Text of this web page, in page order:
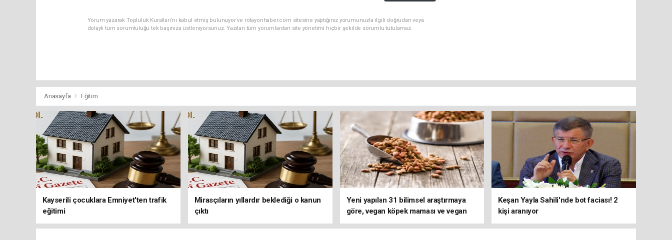
Yorum yazarak Topluluk Kuralları’nı kabul etmiş bulunuyor ve rotayonhaber.com sitesine yaptığınız yorumunuzla ilgili doğrudan veya
dolaylı tüm sorumluluğu tek başınıza üstleniyorsunuz. Yazılan tüm yorumlardan site yönetimi hiçbir şekilde sorumlu tutulamaz.
Anasayfa Eğitim
Kayserili çocuklara Emniyet'ten trafik
eğitimi
Mirasçıların yıllardır beklediği o kanun
çıktı
Yeni yapılan 31 bilimsel araştırmaya
göre, vegan köpek maması ve vegan
kedi mamasının iyi sindirildiğini ortaya
Keşan Yayla Sahili'nde bot faciası! 2
kişi aranıyor